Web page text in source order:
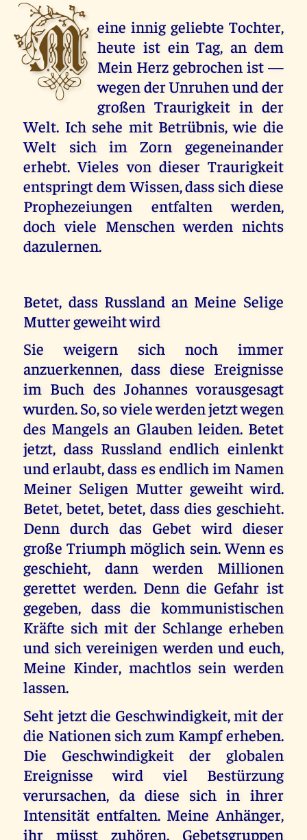
M eine innig geliebte Tochter,
heute ist ein Tag, an dem
Mein Herz gebrochen ist —
wegen der Unruhen und der
großen Traurigkeit in der
Welt. Ich sehe mit Betrübnis, wie die
Welt sich im Zorn gegeneinander
erhebt. Vieles von dieser Traurigkeit
entspringt dem Wissen, dass sich diese
Prophezeiungen entfalten werden,
doch viele Menschen werden nichts
dazulernen.
Betet, dass Russland an Meine Selige
Mutter geweiht wird
Sie weigern sich noch immer
anzuerkennen, dass diese Ereignisse
im Buch des Johannes vorausgesagt
wurden. So, so viele werden jetzt wegen
des Mangels an Glauben leiden. Betet
jetzt, dass Russland endlich einlenkt
und erlaubt, dass es endlich im Namen
Meiner Seligen Mutter geweiht wird.
Betet, betet, betet, dass dies geschieht.
Denn durch das Gebet wird dieser
große Triumph möglich sein. Wenn es
geschieht, dann werden Millionen
gerettet werden. Denn die Gefahr ist
gegeben, dass die kommunistischen
Kräfte sich mit der Schlange erheben
und sich vereinigen werden und euch,
Meine Kinder, machtlos sein werden
lassen.
Seht jetzt die Geschwindigkeit, mit der
die Nationen sich zum Kampf erheben.
Die Geschwindigkeit der globalen
Ereignisse wird viel Bestürzung
verursachen, da diese sich in ihrer
Intensität entfalten. Meine Anhänger,
ihr müsst zuhören. Gebetsgruppen